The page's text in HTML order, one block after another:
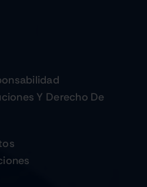
Y Derecho De